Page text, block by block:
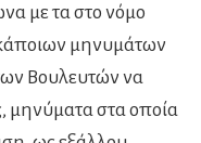
με τα στο νόμο
μηνυμάτων
Βουλευτών να
μηνύματα στα οποία